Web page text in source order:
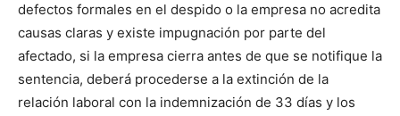
defectos formales en el despido o la empresa no acredita
causas claras y existe impugnación por parte del
afectado, si la empresa cierra antes de que se notifique la
sentencia, deberá procederse a la extinción de la
relación laboral con la indemnización de 33 días y los